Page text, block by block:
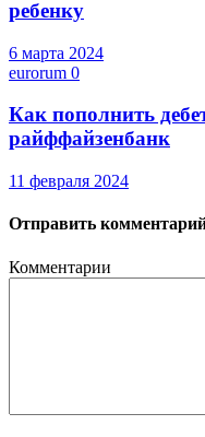
ребенку
6 марта 2024
eurorum 0
Как пополнить
райффайзенбанк
11 февраля 2024
Отправить
Комментарии